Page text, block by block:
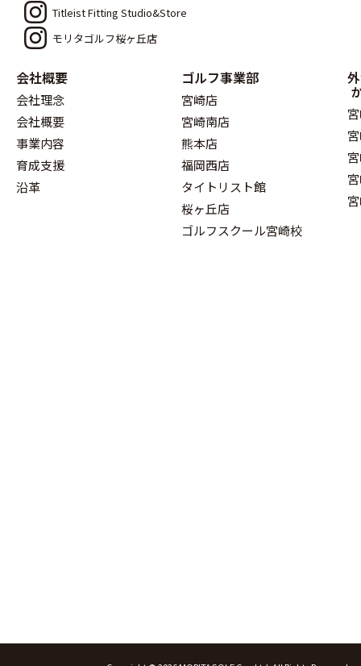
Titleist Fitting Studio&Store
モリタゴルフ桜ヶ丘店
会社概要
会社理念
会社概要
事業内容
育成支援
沿革
ゴルフ事業部
宮崎店
宮崎南店
熊本店
福岡西店
タイトリスト館
桜ヶ丘店
ゴルフスクール宮崎校